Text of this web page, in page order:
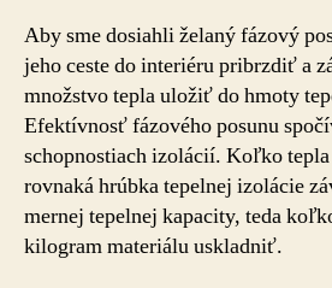
Aby sme dosiahli želaný fázový
jeho ceste do interiéru pribrzdiť a
množstvo tepla uložiť do hmoty
Efektívnosť fázového posunu
schopnostiach izolácií. Koľko
rovnaká hrúbka tepelnej izolácie
mernej tepelnej kapacity, teda
kilogram materiálu uskladniť.